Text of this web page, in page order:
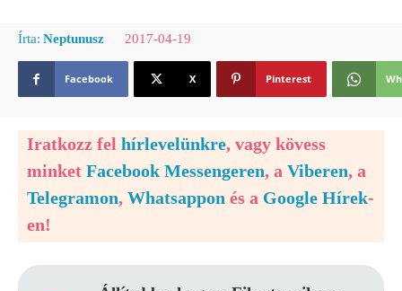
Írta: Neptunusz 2017-04-19
Facebook X Pinterest
Iratkozz fel hírlevelünkre, vagy kövess
minket Facebook Messengeren, a Viberen, a
Telegramon, Whatsappon és a Google Hírek-
en!